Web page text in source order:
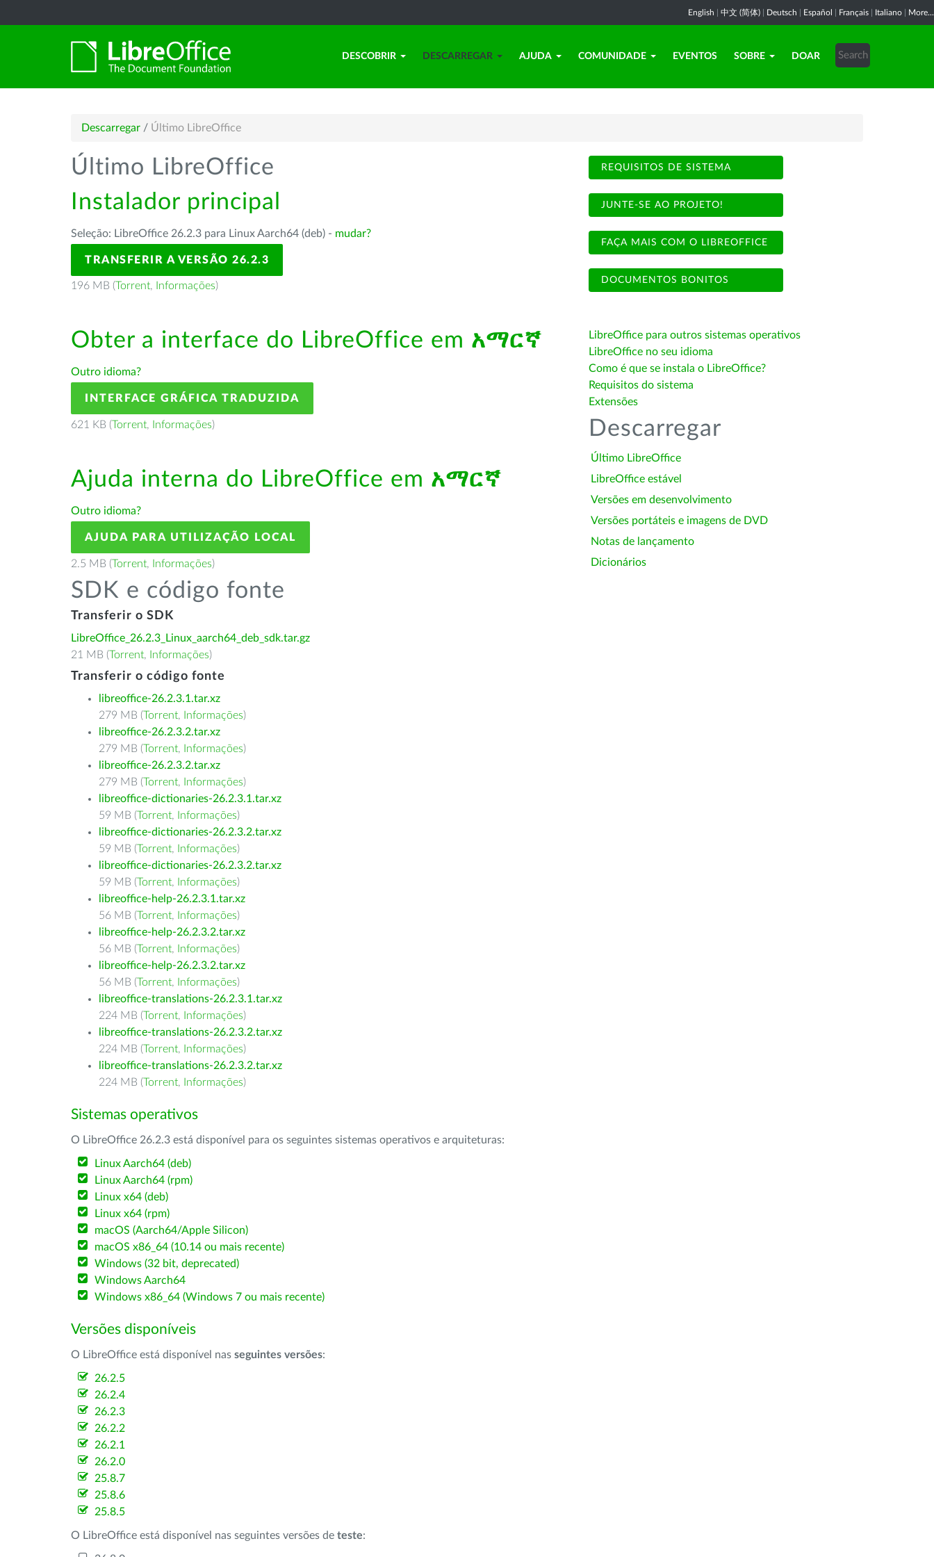
English 中文 (简体) Deutsch Español Français Italiano More...
DESCOBRIR DESCARREGAR AJUDA COMUNIDADE EVENTOS SOBRE DOAR
Descarregar / Último LibreOffice
Último LibreOffice
Instalador principal
Seleção: LibreOffice 26.2.3 para Linux Aarch64 (deb) - mudar?
TRANSFERIR A VERSÃO 26.2.3
196 MB (Torrent, Informações)
Obter a interface do LibreOffice em አማርኛ
Outro idioma?
INTERFACE GRÁFICA TRADUZIDA
621 KB (Torrent, Informações)
Ajuda interna do LibreOffice em አማርኛ
Outro idioma?
AJUDA PARA UTILIZAÇÃO LOCAL
2.5 MB (Torrent, Informações)
SDK e código fonte
Transferir o SDK
LibreOffice_26.2.3_Linux_aarch64_deb_sdk.tar.gz
21 MB (Torrent, Informações)
Transferir o código fonte
libreoffice-26.2.3.1.tar.xz
279 MB (Torrent, Informações)
libreoffice-26.2.3.2.tar.xz
279 MB (Torrent, Informações)
libreoffice-26.2.3.2.tar.xz
279 MB (Torrent, Informações)
libreoffice-dictionaries-26.2.3.1.tar.xz
59 MB (Torrent, Informações)
libreoffice-dictionaries-26.2.3.2.tar.xz
59 MB (Torrent, Informações)
libreoffice-dictionaries-26.2.3.2.tar.xz
59 MB (Torrent, Informações)
libreoffice-help-26.2.3.1.tar.xz
56 MB (Torrent, Informações)
libreoffice-help-26.2.3.2.tar.xz
56 MB (Torrent, Informações)
libreoffice-help-26.2.3.2.tar.xz
56 MB (Torrent, Informações)
libreoffice-translations-26.2.3.1.tar.xz
224 MB (Torrent, Informações)
libreoffice-translations-26.2.3.2.tar.xz
224 MB (Torrent, Informações)
libreoffice-translations-26.2.3.2.tar.xz
224 MB (Torrent, Informações)
Sistemas operativos
O LibreOffice 26.2.3 está disponível para os seguintes sistemas operativos e arquiteturas:
Linux Aarch64 (deb)
Linux Aarch64 (rpm)
Linux x64 (deb)
Linux x64 (rpm)
macOS (Aarch64/Apple Silicon)
macOS x86_64 (10.14 ou mais recente)
Windows (32 bit, deprecated)
Windows Aarch64
Windows x86_64 (Windows 7 ou mais recente)
Versões disponíveis
O LibreOffice está disponível nas seguintes versões:
26.2.5
26.2.4
26.2.3
26.2.2
26.2.1
26.2.0
25.8.7
25.8.6
25.8.5
O LibreOffice está disponível nas seguintes versões de teste:
REQUISITOS DE SISTEMA
JUNTE-SE AO PROJETO!
FAÇA MAIS COM O LIBREOFFICE
DOCUMENTOS BONITOS
LibreOffice para outros sistemas operativos
LibreOffice no seu idioma
Como é que se instala o LibreOffice?
Requisitos do sistema
Extensões
Descarregar
Último LibreOffice
LibreOffice estável
Versões em desenvolvimento
Versões portáteis e imagens de DVD
Notas de lançamento
Dicionários